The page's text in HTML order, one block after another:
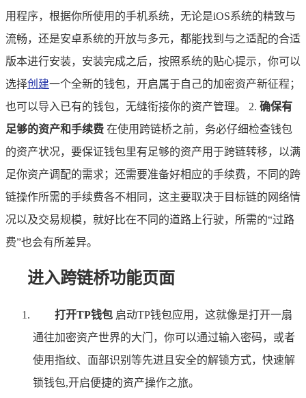
用程序，根据你所使用的手机系统，无论是iOS系统的精致与
流畅，还是安卓系统的开放与多元，都能找到与之适配的合适
版本进行安装，安装完成之后，按照系统的贴心提示，你可以
选择创建一个全新的钱包，开启属于自己的加密资产新征程；
也可以导入已有的钱包，无缝衔接你的资产管理。 2. 确保有
足够的资产和手续费 在使用跨链桥之前，务必仔细检查钱包
的资产状况，要保证钱包里有足够的资产用于跨链转移，以满
足你资产调配的需求；还需要准备好相应的手续费，不同的跨
链操作所需的手续费各不相同，这主要取决于目标链的网络情
况以及交易规模，就好比在不同的道路上行驶，所需的“过路
费”也会有所差异。
进入跨链桥功能页面
打开TP钱包 启动TP钱包应用，这就像是打开一扇
通往加密资产世界的大门，你可以通过输入密码，或者
使用指纹、面部识别等先进且安全的解锁方式，快速解
锁钱包,开启便捷的资产操作之旅。